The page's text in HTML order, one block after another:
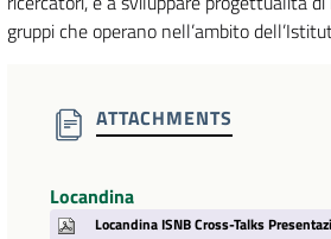
gruppi che operano nell’ambito
ATTACHMENTS
Locandina
Locandina ISNB Cross-Talks